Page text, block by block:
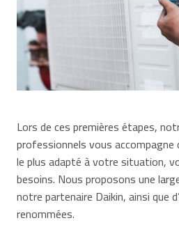
Lors de ces premières étapes,
professionnels vous accompagne
le plus adapté à votre situation,
besoins. Nous proposons une
notre partenaire Daikin, ainsi que
renommées.